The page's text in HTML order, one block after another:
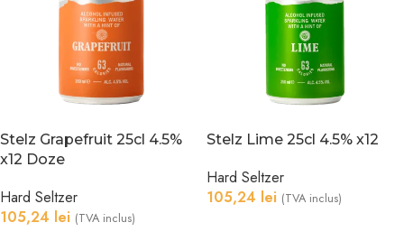
Stelz Grapefruit 25cl 4.5%
x12 Doze
Hard Seltzer
105,24 lei (TVA inclus)
Stelz Lime 25cl 4.5% x12
Hard Seltzer
105,24 lei (TVA inclus)